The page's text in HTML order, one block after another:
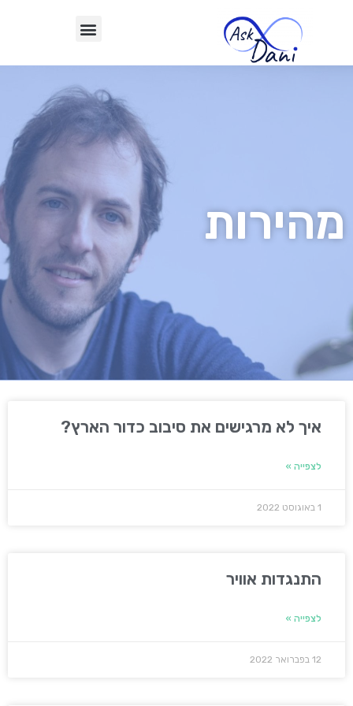
מהירות
איך לא מרגישים את סיבוב כדור הארץ?
לצפייה »
1 באוגוסט 2022
התנגדות אוויר
לצפייה »
12 בפברואר 2022